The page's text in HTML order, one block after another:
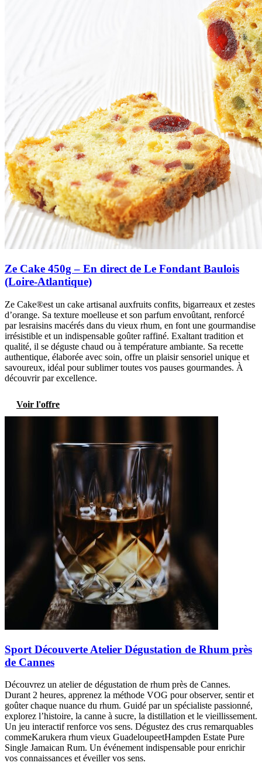
Ze Cake 450g – En direct de Le Fondant Baulois
(Loire-Atlantique)
Ze Cake®est un cake artisanal auxfruits confits, bigarreaux et zestes
d’orange. Sa texture moelleuse et son parfum envoûtant, renforcé
par lesraisins macérés dans du vieux rhum, en font une gourmandise
irrésistible et un indispensable goûter raffiné. Exaltant tradition et
qualité, il se déguste chaud ou à température ambiante. Sa recette
authentique, élaborée avec soin, offre un plaisir sensoriel unique et
savoureux, idéal pour sublimer toutes vos pauses gourmandes. À
découvrir par excellence.
Voir l'offre
Sport Découverte Atelier Dégustation de Rhum près
de Cannes
Découvrez un atelier de dégustation de rhum près de Cannes.
Durant 2 heures, apprenez la méthode VOG pour observer, sentir et
goûter chaque nuance du rhum. Guidé par un spécialiste passionné,
explorez l’histoire, la canne à sucre, la distillation et le vieillissement.
Un jeu interactif renforce vos sens. Dégustez des crus remarquables
commeKarukera rhum vieux GuadeloupeetHampden Estate Pure
Single Jamaican Rum. Un événement indispensable pour enrichir
vos connaissances et éveiller vos sens.